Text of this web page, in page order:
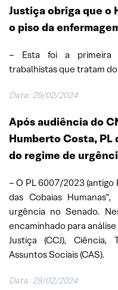
Justiça obriga que o
o piso da
– Esta foi a primeira
trabalhistas que tratam
Data: 29/02/2024
Após audiência do
Humberto Costa, PL
do regime de
– O PL 6007/2023
das Cobaias
urgência no Senado.
encaminhado para
Justiça (CCJ), Ciência,
Assuntos Sociais (CAS).
Data: 29/02/2024